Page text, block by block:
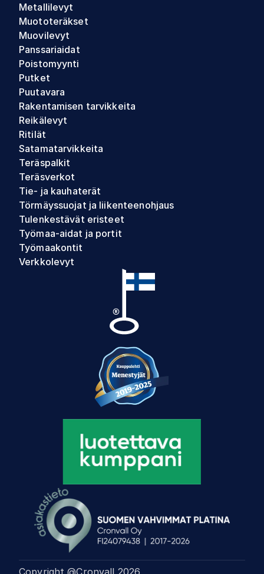
Metallilevyt
Muototeräkset
Muovilevyt
Panssariaidat
Poistomyynti
Putket
Puutavara
Rakentamisen tarvikkeita
Reikälevyt
Ritilät
Satamatarvikkeita
Teräspalkit
Teräsverkot
Tie- ja kauhaterät
Törmäyssuojat ja liikenteenohjaus
Tulenkestävät eristeet
Työmaa-aidat ja portit
Työmaakontit
Verkkolevyt
Copyright @Cronvall 2026